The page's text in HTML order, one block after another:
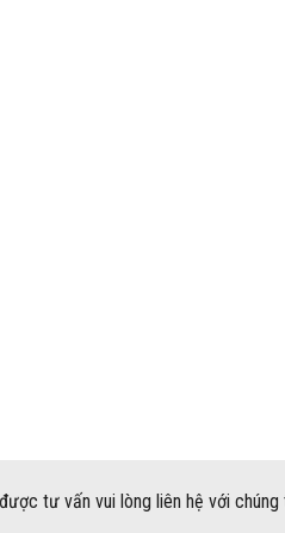
tư vấn vui lòng liên hệ với